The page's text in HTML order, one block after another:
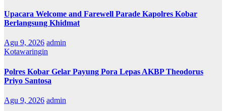
Upacara Welcome and Farewell Parade Kapolres Kobar
Berlangsung Khidmat
Agu 9, 2026 admin
Kotawaringin
Polres Kobar Gelar Payung Pora Lepas AKBP Theodorus
Priyo Santosa
Agu 9, 2026 admin